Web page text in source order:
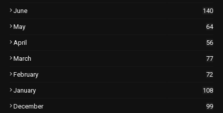
June 140
May 64
April 56
March 77
February 72
January 108
December 99